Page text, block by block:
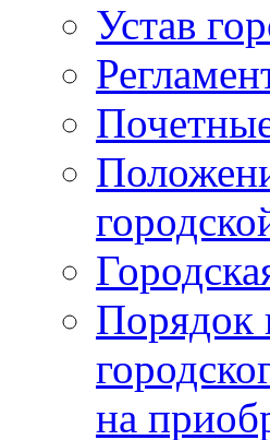
Устав
Порядок
на